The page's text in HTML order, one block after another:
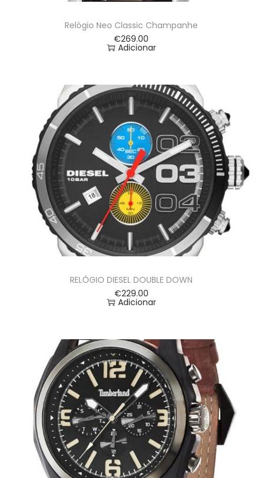
Relógio Neo Classic Champanhe
€269.00
Adicionar
RELÓGIO DIESEL DOUBLE DOWN
€229.00
Adicionar